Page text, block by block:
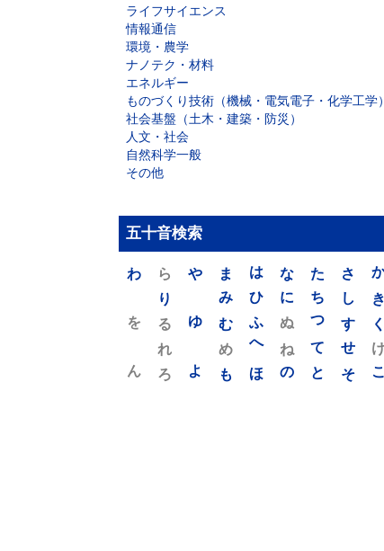
ライフサイエンス
情報通信
環境・農学
ナノテク・材料
エネルギー
ものづくり技術（機械・電気電子・化学工学）
社会基盤（土木・建築・防災）
人文・社会
自然科学一般
その他
五十音検索
か
き
く
け
こ
さ
し
す
せ
そ
た
ち
つ
て
と
な
に
ぬ
ね
の
は
ひ
ふ
へ
ほ
ま
み
む
め
も
や
ゆ
よ
ら
り
る
れ
ろ
わ
を
ん